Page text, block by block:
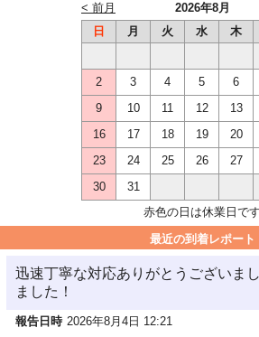
2026年8月
< 前月
日
月 火 水 木
2
3 4 5 6
9
10 11 12 13
16
17 18 19 20
23
24 25 26 27
30
31
赤色の日は休業日です
最近の到着レポート
迅速丁寧な対応ありがとうございま
ました！
報告日時 2026年8月4日 12:21